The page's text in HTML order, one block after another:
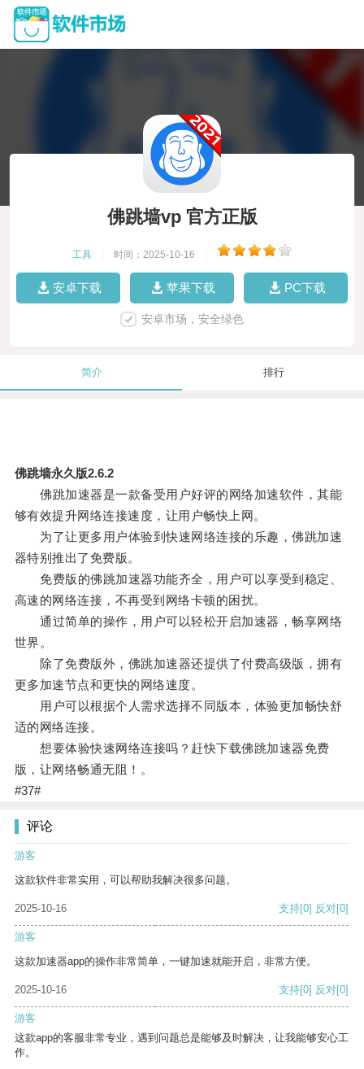
佛跳墙vp 官方正版
工具 时间：2025-10-16
安卓下载 苹果下载 PC下载
安卓市场，安全绿色
简介 排行
佛跳墙永久版2.6.2
佛跳加速器是一款备受用户好评的网络加速软件，其能
够有效提升网络连接速度，让用户畅快上网。
为了让更多用户体验到快速网络连接的乐趣，佛跳加速
器特别推出了免费版。
免费版的佛跳加速器功能齐全，用户可以享受到稳定、
高速的网络连接，不再受到网络卡顿的困扰。
通过简单的操作，用户可以轻松开启加速器，畅享网络
世界。
除了免费版外，佛跳加速器还提供了付费高级版，拥有
更多加速节点和更快的网络速度。
用户可以根据个人需求选择不同版本，体验更加畅快舒
适的网络连接。
想要体验快速网络连接吗？赶快下载佛跳加速器免费
版，让网络畅通无阻！。
#37#
评论
游客
这款软件非常实用，可以帮助我解决很多问题。
2025-10-16 支持[0] 反对[0]
游客
这款加速器app的操作非常简单，一键加速就能开启，非常方便。
2025-10-16 支持[0] 反对[0]
游客
这款app的客服非常专业，遇到问题总是能够及时解决，让我能够安心工
作。